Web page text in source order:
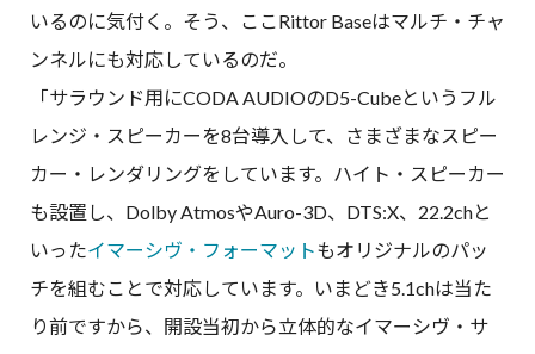
いるのに気付く。そう、ここRittor Baseはマルチ・チャ
ンネルにも対応しているのだ。
「サラウンド用にCODA AUDIOのD5-Cubeというフル
レンジ・スピーカーを8台導入して、さまざまなスピー
カー・レンダリングをしています。ハイト・スピーカー
も設置し、Dolby AtmosやAuro-3D、DTS:X、22.2chと
いったイマーシヴ・フォーマットもオリジナルのパッ
チを組むことで対応しています。いまどき5.1chは当た
り前ですから、開設当初から立体的なイマーシヴ・サ